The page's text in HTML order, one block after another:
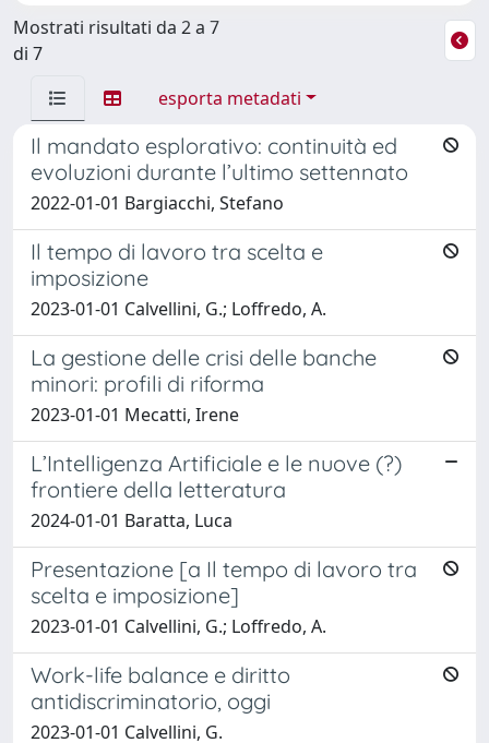
Mostrati risultati da 2 a 7
di 7
esporta metadati
Il mandato esplorativo: continuità ed
evoluzioni durante l’ultimo settennato
2022-01-01 Bargiacchi, Stefano
Il tempo di lavoro tra scelta e
imposizione
2023-01-01 Calvellini, G.; Loffredo, A.
La gestione delle crisi delle banche
minori: profili di riforma
2023-01-01 Mecatti, Irene
L’Intelligenza Artificiale e le nuove (?)
frontiere della letteratura
2024-01-01 Baratta, Luca
Presentazione [a Il tempo di lavoro tra
scelta e imposizione]
2023-01-01 Calvellini, G.; Loffredo, A.
Work-life balance e diritto
antidiscriminatorio, oggi
2023-01-01 Calvellini, G.